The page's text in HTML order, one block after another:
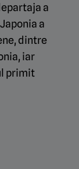
a
a
dintre
iar
primit